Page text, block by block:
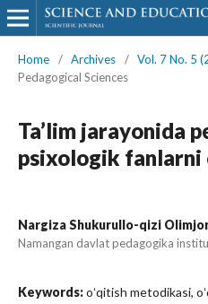
Home / Archives / Vol. 7 No. 5
Pedagogical Sciences
Ta’lim jarayonida
psixologik fanlarni
Nargiza Shukurullo-qizi
Namangan davlat pedagogika
Keywords:oʻqitish metodikasi,